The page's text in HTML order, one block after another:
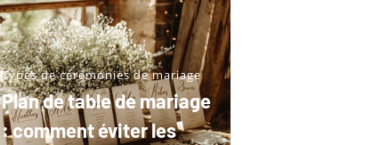
Types de cérémonies de mariage
Plan de table de mariage
: comment éviter les